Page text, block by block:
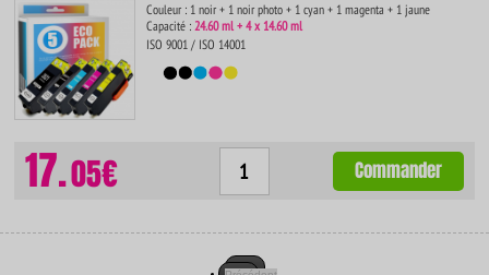
Couleur : 1 noir + 1 noir photo + 1 cyan + 1 magenta + 1 jaune
Capacité :24.60 ml + 4 x 14.60 ml
ISO 9001 / ISO 14001
17.05€ Commander